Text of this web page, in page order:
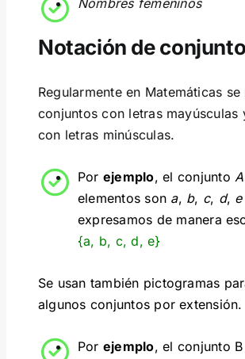
Notación de
Regularmente en Matemáticas
conjuntos con letras mayúsculas
con letras minúsculas.
Por ejemplo, el conjunto A
elementos son a, b, c, d, e
expresamos de manera
{a, b, c, d, e}
Se usan también pictogramas
algunos conjuntos por extensión.
Por ejemplo, el conjunto